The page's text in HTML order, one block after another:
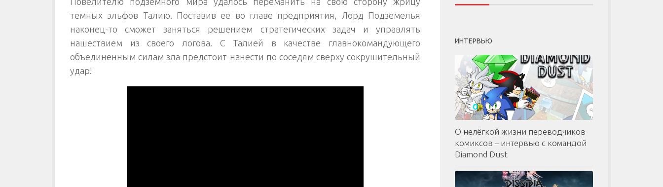
темных эльфов Талию. Поставив ее во главе предприятия, Лорд Подземелья
наконец-то сможет заняться решением стратегических задач и управлять
нашествием из своего логова. С Талией в качестве главнокомандующего
объединенным силам зла предстоит нанести по соседям сверху сокрушительный
удар!
ИНТЕРВЬЮ
О нелёгкой жизни переводчиков
комиксов – интервью с командой
Diamond Dust